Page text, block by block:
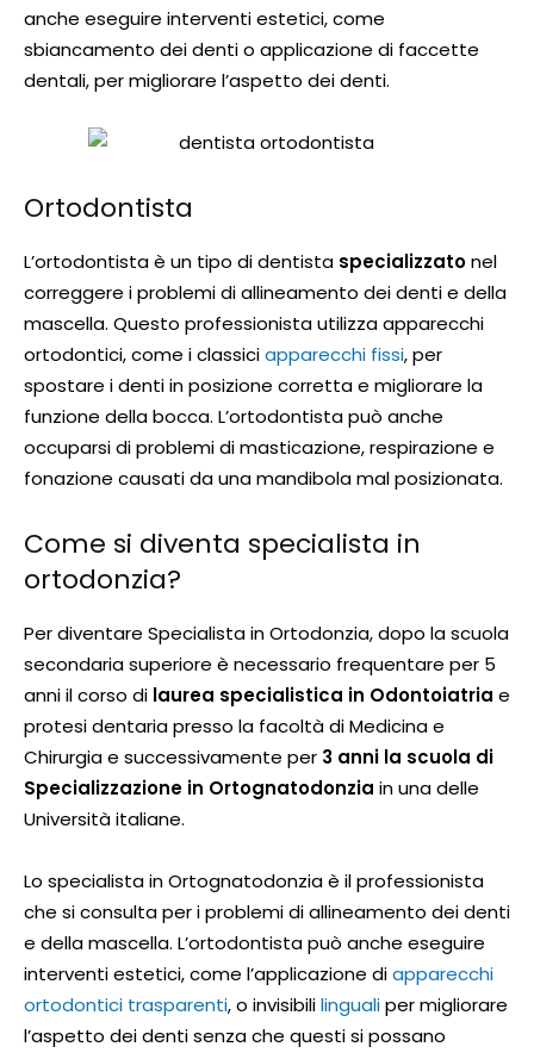
anche eseguire interventi estetici, come
sbiancamento dei denti o applicazione di faccette
dentali, per migliorare l’aspetto dei denti.
Ortodontista
L’ortodontista è un tipo di dentista specializzatonel
correggere i problemi di allineamento dei denti e della
mascella. Questo professionista utilizza apparecchi
ortodontici, come i classiciapparecchi fissi, per
spostare i denti in posizione corretta e migliorare la
funzione della bocca. L’ortodontista può anche
occuparsi di problemi di masticazione, respirazione e
fonazione causati da una mandibola mal posizionata.
Come si diventa specialista in
ortodonzia?
Per diventare Specialista in Ortodonzia, dopo la scuola
secondaria superiore è necessario frequentare per 5
anni il corso di laurea specialistica in Odontoiatria e
protesi dentaria presso la facoltà di Medicina e
Chirurgia e successivamente per 3 anni la scuola di
Specializzazione in Ortognatodonzia in una delle
Università italiane.
Lo specialista in Ortognatodonzia è il professionista
che si consulta per i problemi di allineamento dei denti
e della mascella. L’ortodontista può anche eseguire
interventi estetici, come l’applicazione diapparecchi
ortodontici trasparenti, o invisibililingualiper migliorare
l’aspetto dei denti senza che questi si possano